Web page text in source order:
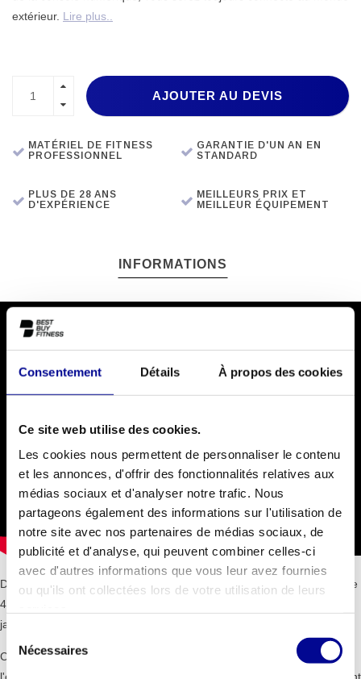
Consentement Détails À propos des cookies
Ce site web utilise des cookies.
Les cookies nous permettent de personnaliser le contenu
et les annonces, d'offrir des fonctionnalités relatives aux
médias sociaux et d'analyser notre trafic. Nous
partageons également des informations sur l'utilisation de
notre site avec nos partenaires de médias sociaux, de
publicité et d'analyse, qui peuvent combiner celles-ci
avec d'autres informations que vous leur avez fournies
ou qu'ils ont collectées lors de votre utilisation de leurs
du
consentement
Nécessaires
extérieur. Lire plus..
AJOUTER AU DEVIS
MATÉRIEL DE FITNESS
PROFESSIONNEL
GARANTIE D'UN AN EN
STANDARD
PLUS DE 28 ANS
D'EXPÉRIENCE
MEILLEURS PRIX ET
MEILLEUR ÉQUIPEMENT
INFORMATIONS
Dossier réglable - Le dossier rembourré soutient votre dos et possède
4 positions fixes pour un confort supplémentaire. Le levier de réglage
jaune, facile à atteindre, permet de régler facilement le dossier.
Chargeur sans fil - Plus de portable vide pendant ou après